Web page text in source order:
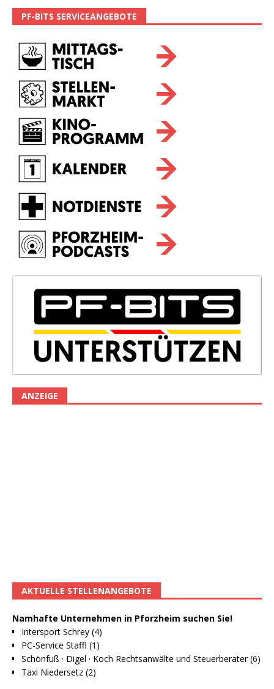
PF-BITS SERVICEANGEBOTE
ANZEIGE
AKTUELLE STELLENANGEBOTE
Namhafte Unternehmen in Pforzheim suchen Sie!
Intersport Schrey (4)
PC-Service Staffl (1)
Schönfuß · Digel · Koch Rechtsanwälte und Steuerberater (6)
Taxi Niedersetz (2)